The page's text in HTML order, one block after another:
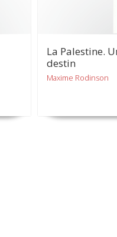
La Palestine.
destin
Maxime Rodinson